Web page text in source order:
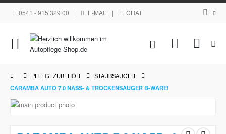
0541 - 915 329 00 | E-MAIL | CHAT
Navigation
umschalten
Mein
PFLEGEZUBEHÖR
STAUBSAUGER
CARAMBA AUTO 7.0 NASS- & TROCKENSAUGER B-WARE!
Zum
Anfang